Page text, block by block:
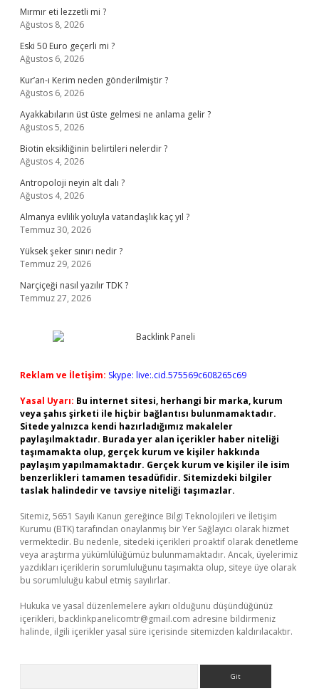
Mırmır eti lezzetli mi ?
Ağustos 8, 2026
Eski 50 Euro geçerli mi ?
Ağustos 6, 2026
Kur’an-ı Kerim neden gönderilmiştir ?
Ağustos 6, 2026
Ayakkabıların üst üste gelmesi ne anlama gelir ?
Ağustos 5, 2026
Biotin eksikliğinin belirtileri nelerdir ?
Ağustos 4, 2026
Antropoloji neyin alt dalı ?
Ağustos 4, 2026
Almanya evlilik yoluyla vatandaşlık kaç yıl ?
Temmuz 30, 2026
Yüksek şeker sınırı nedir ?
Temmuz 29, 2026
Narçiçeği nasıl yazılır TDK ?
Temmuz 27, 2026
Reklam ve İletişim: Skype: live:.cid.575569c608265c69
Yasal Uyarı: Bu internet sitesi, herhangi bir marka, kurum
veya şahıs şirketi ile hiçbir bağlantısı bulunmamaktadır.
Sitede yalnızca kendi hazırladığımız makaleler
paylaşılmaktadır. Burada yer alan içerikler haber niteliği
taşımamakta olup, gerçek kurum ve kişiler hakkında
paylaşım yapılmamaktadır. Gerçek kurum ve kişiler ile isim
benzerlikleri tamamen tesadüfidir. Sitemizdeki bilgiler
taslak halindedir ve tavsiye niteliği taşımazlar.
Sitemiz, 5651 Sayılı Kanun gereğince Bilgi Teknolojileri ve İletişim
Kurumu (BTK) tarafından onaylanmış bir Yer Sağlayıcı olarak hizmet
vermektedir. Bu nedenle, sitedeki içerikleri proaktif olarak denetleme
veya araştırma yükümlülüğümüz bulunmamaktadır. Ancak, üyelerimiz
yazdıkları içeriklerin sorumluluğunu taşımakta olup, siteye üye olarak
bu sorumluluğu kabul etmiş sayılırlar.
Hukuka ve yasal düzenlemelere aykırı olduğunu düşündüğünüz
içerikleri, backlinkpanelicomtr@gmail.com adresine bildirmeniz
halinde, ilgili içerikler yasal süre içerisinde sitemizden kaldırılacaktır.